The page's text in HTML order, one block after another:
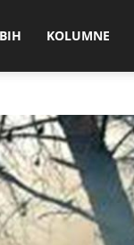
BIH KOLUMNE